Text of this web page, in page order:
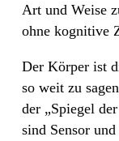
Art und Weise
ohne kognitive
Der Körper ist
so weit zu
der „Spiegel
sind Sensor